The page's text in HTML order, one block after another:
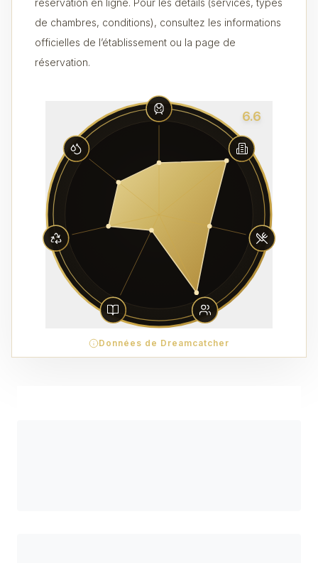
réservation en ligne. Pour les détails (services, types
de chambres, conditions), consultez les informations
officielles de l’établissement ou la page de
réservation.
6.6
Données de Dreamcatcher